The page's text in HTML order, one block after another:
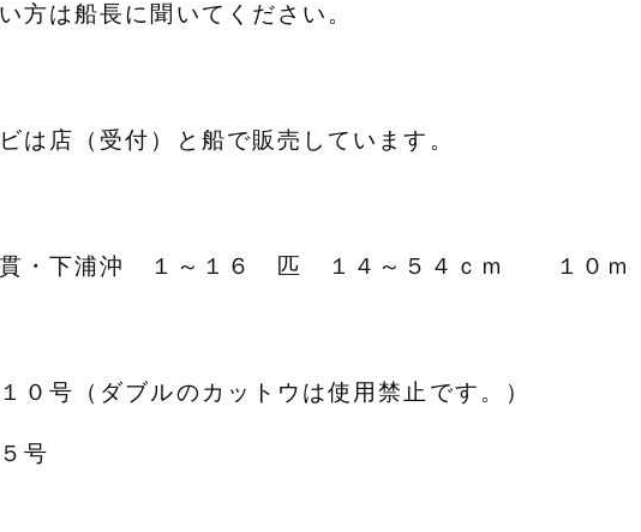
方は船長に聞いてください。
は店（受付）と船で販売しています。
・下浦沖 １～１６ 匹 １４～５４ｃｍ １０
０号（ダブルのカットウは使用禁止です。）
号